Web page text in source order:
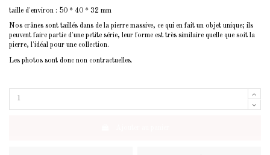
taille d'environ : 50 * 40 * 32 mm
Nos crânes sont taillés dans de la pierre massive, ce qui en fait un objet unique; ils
peuvent faire partie d'une petite série, leur forme est très similaire quelle que soit la
pierre, l'idéal pour une collection.
Les photos sont donc non contractuelles.